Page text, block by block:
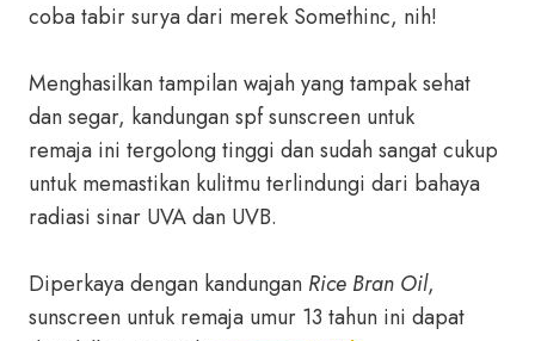
coba tabir surya dari merek Somethinc, nih!
Menghasilkan tampilan wajah yang tampak sehat
dan segar, kandungan spf sunscreen untuk
remaja ini tergolong tinggi dan sudah sangat cukup
untuk memastikan kulitmu terlindungi dari bahaya
radiasi sinar UVA dan UVB.
Diperkaya dengan kandungan Rice Bran Oil,
sunscreen untuk remaja umur 13 tahun ini dapat